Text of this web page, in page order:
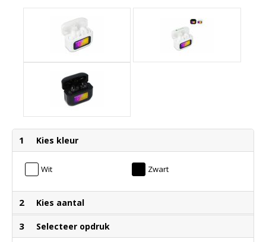
1 Kies kleur
Wit Zwart
2 Kies aantal
3 Selecteer opdruk